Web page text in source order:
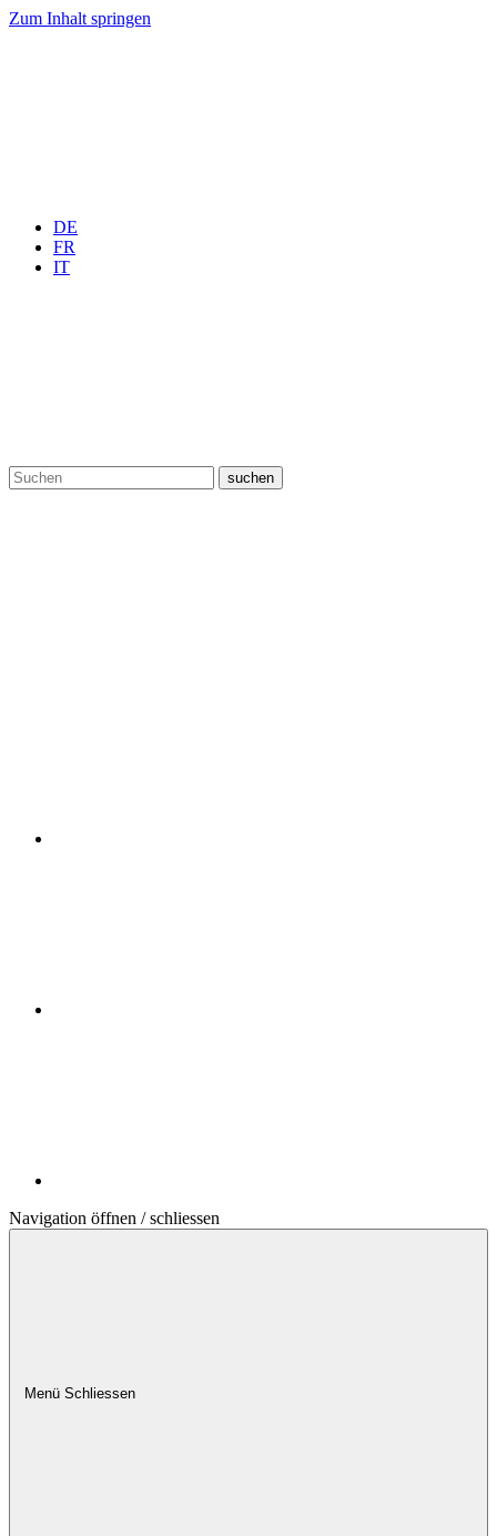
Zum Inhalt springen
DE
FR
IT
suchen
Navigation öffnen / schliessen
Menü Schliessen